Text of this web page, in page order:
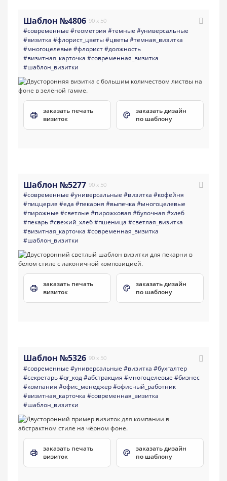
Шаблон №4806 90 x 50
#современные #геометрия #темные #универсальные
#визитка #флорист_цветы#цветы#темная_визитка
#многоцелевые #флорист#должность
#визитная_карточка #современная_визитка
#шаблон_визитки
заказать печать
визиток
заказать дизайн
по шаблону
Шаблон №5277 90 x 50
#современные #универсальные #визитка #кофейня
#пиццерия #еда #пекарня #выпечка #многоцелевые
#пирожные #светлые #пирожковая #булочная #хлеб
#пекарь#свежий_хлеб#пшеница #светлая_визитка
#визитная_карточка #современная_визитка
#шаблон_визитки
заказать печать
визиток
заказать дизайн
по шаблону
Шаблон №5326 90 x 50
#современные #универсальные #визитка #бухгалтер
#секретарь#qr_код#абстракция #многоцелевые #бизнес
#компания #офис_менеджер#офисный_работник
#визитная_карточка #современная_визитка
#шаблон_визитки
заказать печать
визиток
заказать дизайн
по шаблону